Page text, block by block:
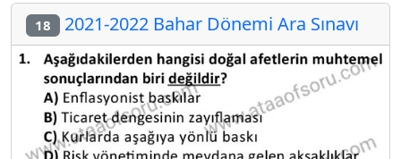
18 2021-2022 Bahar Dönemi Ara Sınavı